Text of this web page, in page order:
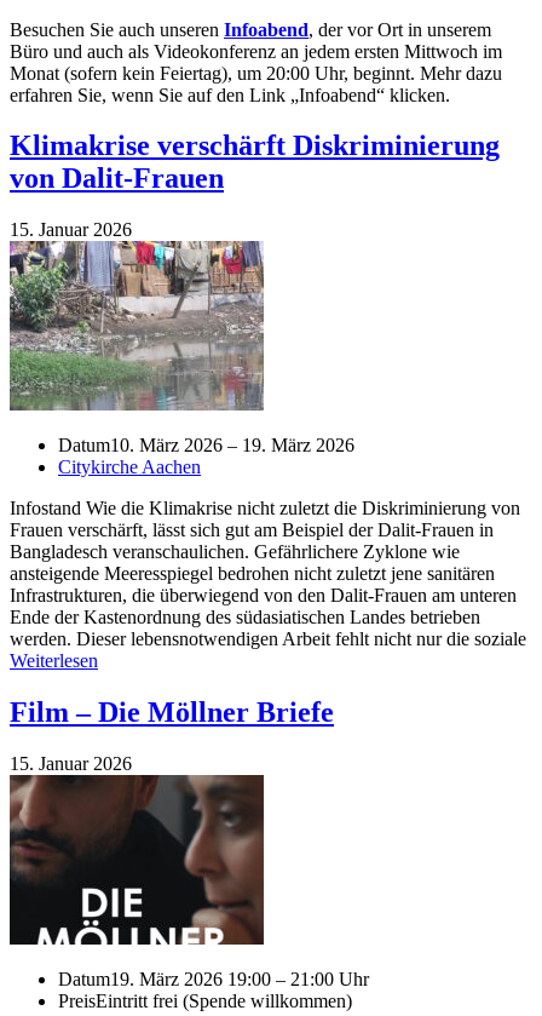
Besuchen Sie auch unseren Infoabend, der vor Ort in unserem
Büro und auch als Videokonferenz an jedem ersten Mittwoch im
Monat (sofern kein Feiertag), um 20:00 Uhr, beginnt. Mehr dazu
erfahren Sie, wenn Sie auf den Link „Infoabend“ klicken.
Klimakrise verschärft Diskriminierung
von Dalit-Frauen
15. Januar 2026
Datum10. März 2026 – 19. März 2026
Citykirche Aachen
Infostand Wie die Klimakrise nicht zuletzt die Diskriminierung von
Frauen verschärft, lässt sich gut am Beispiel der Dalit-Frauen in
Bangladesch veranschaulichen. Gefährlichere Zyklone wie
ansteigende Meeresspiegel bedrohen nicht zuletzt jene sanitären
Infrastrukturen, die überwiegend von den Dalit-Frauen am unteren
Ende der Kastenordnung des südasiatischen Landes betrieben
werden. Dieser lebensnotwendigen Arbeit fehlt nicht nur die soziale
Weiterlesen
Film ‒ Die Möllner Briefe
15. Januar 2026
Datum19. März 2026 19:00 – 21:00 Uhr
PreisEintritt frei (Spende willkommen)